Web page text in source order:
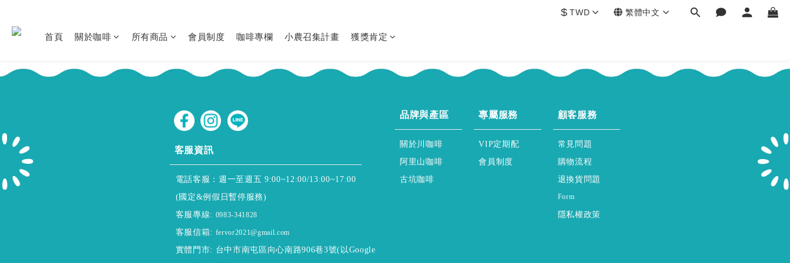
$ TWD 繁體中文
首頁 關於咖啡 所有商品 會員制度 咖啡專欄 小農召集計畫 獲獎肯定
客服資訊
電話客服：週一至週五 9:00~12:00/13:00~17:00
(國定&例假日暫停服務)
客服專線: 0983-341828
客服信箱: fervor2021@gmail.com
實體門市: 台中市南屯區向心南路906巷3號(以Google
品牌與產區
About ssscafe
關於川咖啡
Alisan & Coffee
阿里山咖啡
Gukeng & Coffee
古坑咖啡
專屬服務
regular & purchase
VIP定期配
membership & policy
會員制度
顧客服務
FAQs
常見問題
Shopping & Process
購物流程
Returns & Exchanges
退換貨問題
regular & purchase
Form
取消定期購
privacy-policy
隱私權政策